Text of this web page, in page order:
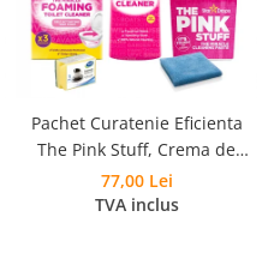
Pachet Curatenie Eficienta
The Pink Stuff, Crema de
curatare 500 ml, Pasta
Curatare 850 g, Pudra
77,00 Lei
TVA inclus